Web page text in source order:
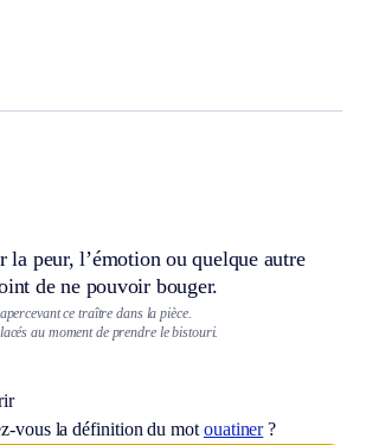
la peur, l’émotion ou quelque autre
de ne pouvoir bouger.
ce traître dans la pièce.
au moment de prendre le bistouri.
vous la définition du mot ouatiner?